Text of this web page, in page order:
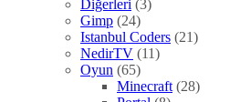
Diğerleri (3)
Gimp (24)
Istanbul Coders (21)
NedirTV (11)
Oyun (65)
Minecraft (28)